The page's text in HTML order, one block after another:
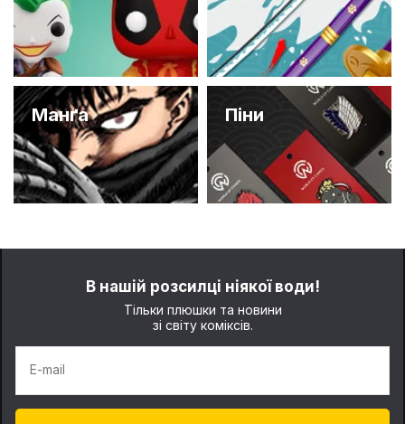
Манґа Піни
В нашій розсилці ніякої води!
Тільки плюшки та новини
зі світу коміксів.
E-mail